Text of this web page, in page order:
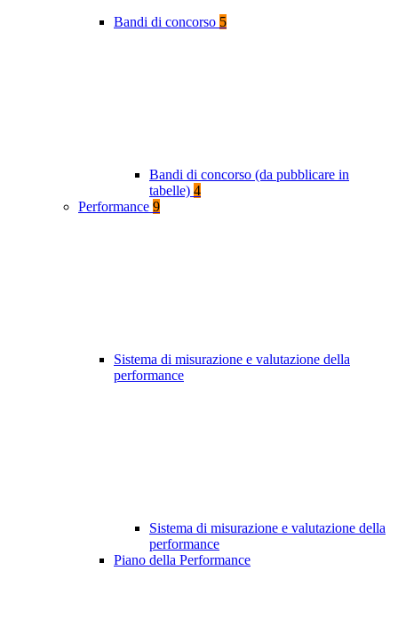
Bandi di concorso 5
Bandi di concorso (da pubblicare in
tabelle) 4
Performance 9
Sistema di misurazione e valutazione della
performance
Sistema di misurazione e valutazione della
performance
Piano della Performance